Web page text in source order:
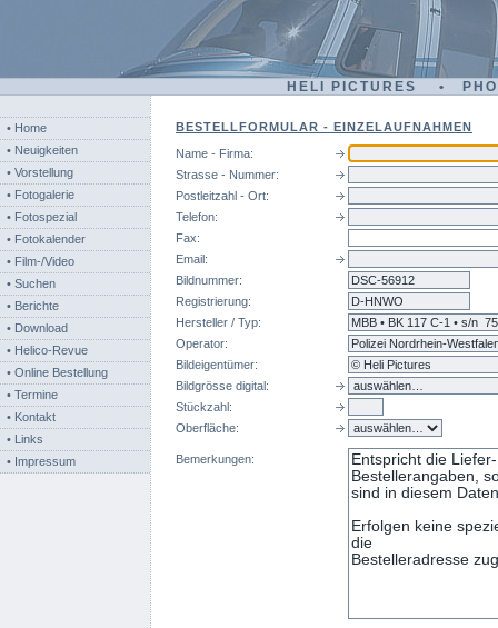
HELI PICTURES •
• Home
• Neuigkeiten
• Vorstellung
• Fotogalerie
• Fotospezial
• Fotokalender
• Film-/Video
• Suchen
• Berichte
• Download
• Helico-Revue
• Online Bestellung
• Termine
• Kontakt
• Links
• Impressum
BESTELLFORMULAR - EINZELAUFNAHMEN
Name - Firma:
Strasse - Nummer:
Postleitzahl - Ort:
Telefon:
Fax:
Email:
Bildnummer:
Registrierung:
Hersteller / Typ:
Operator:
Bildeigentümer:
Bildgrösse digital:
Stückzahl:
Oberfläche:
Bemerkungen: